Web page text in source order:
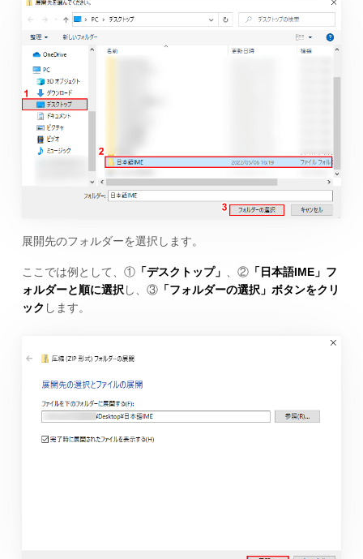
展開先のフォルダーを選択します。
ここでは例として、①「デスクトップ」 、②「日本語IME」フ
ォルダーと順に選択し、③「フォルダーの選択」ボタンをクリ
ック します。